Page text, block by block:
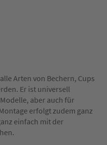
Arten von Bechern, Cups
Er ist universell
aber auch für
erfolgt zudem ganz
einfach mit der